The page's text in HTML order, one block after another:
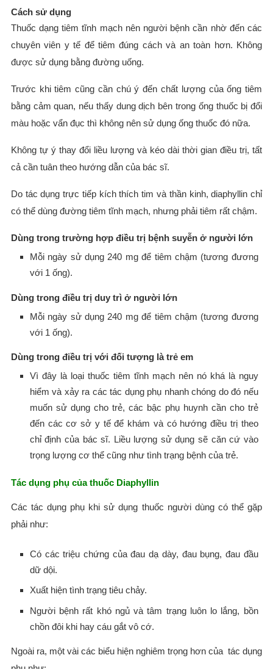
Cách sử dụng
Thuốc dạng tiêm tĩnh mạch nên người bệnh cần nhờ đến các
chuyên viên y tế để tiêm đúng cách và an toàn hơn. Không
được sử dụng bằng đường uống.
Trước khi tiêm cũng cần chú ý đến chất lượng của ống tiêm
bằng cảm quan, nếu thấy dung dịch bên trong ống thuốc bị đổi
màu hoặc vẩn đục thì không nên sử dụng ống thuốc đó nữa.
Không tự ý thay đổi liều lượng và kéo dài thời gian điều trị, tất
cả cần tuân theo hướng dẫn của bác sĩ.
Do tác dụng trực tiếp kích thích tim và thần kinh, diaphyllin chỉ
có thể dùng đường tiêm tĩnh mạch, nhưng phải tiêm rất chậm.
Dùng trong trường hợp điều trị bệnh suyễn ở người lớn
Mỗi ngày sử dụng 240 mg để tiêm chậm (tương đương
với 1 ống).
Dùng trong điều trị duy trì ở người lớn
Mỗi ngày sử dụng 240 mg để tiêm chậm (tương đương
với 1 ống).
Dùng trong điều trị với đối tượng là trẻ em
Vì đây là loại thuốc tiêm tĩnh mạch nên nó khá là nguy
hiểm và xảy ra các tác dụng phụ nhanh chóng do đó nếu
muốn sử dụng cho trẻ, các bậc phụ huynh cần cho trẻ
đến các cơ sở y tế để khám và có hướng điều trị theo
chỉ định của bác sĩ. Liều lượng sử dụng sẽ căn cứ vào
trọng lượng cơ thể cũng như tình trạng bệnh của trẻ.
Tác dụng phụ của thuốc Diaphyllin
Các tác dụng phụ khi sử dụng thuốc người dùng có thể gặp
phải như:
Có các triệu chứng của đau dạ dày, đau bụng, đau đầu
dữ dội.
Xuất hiện tình trạng tiêu chảy.
Người bệnh rất khó ngủ và tâm trạng luôn lo lắng, bồn
chồn đôi khi hay cáu gắt vô cớ.
Ngoài ra, một vài các biểu hiện nghiêm trọng hơn của tác dụng